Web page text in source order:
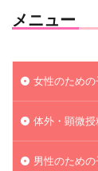
メニュー
女性のため
体外・顕微
男性のため